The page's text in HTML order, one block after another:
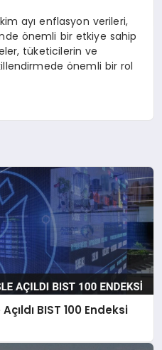
ayı enflasyon verileri,
önemli bir etkiye sahip
tüketicilerin ve
önemli bir rol
BIST 100 Endeksi